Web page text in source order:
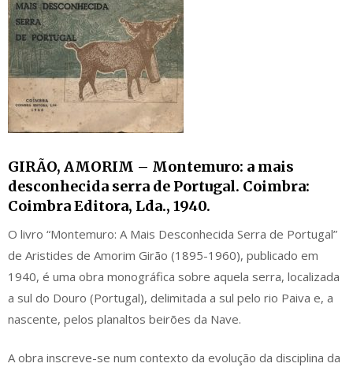
GIRÃO, AMORIM – Montemuro: a mais
desconhecida serra de Portugal. Coimbra:
Coimbra Editora, Lda., 1940.
O livro “Montemuro: A Mais Desconhecida Serra de Portugal”
de Aristides de Amorim Girão (1895-1960), publicado em
1940, é uma obra monográfica sobre aquela serra, localizada
a sul do Douro (Portugal), delimitada a sul pelo rio Paiva e, a
nascente, pelos planaltos beirões da Nave.
A obra inscreve-se num contexto da evolução da disciplina da